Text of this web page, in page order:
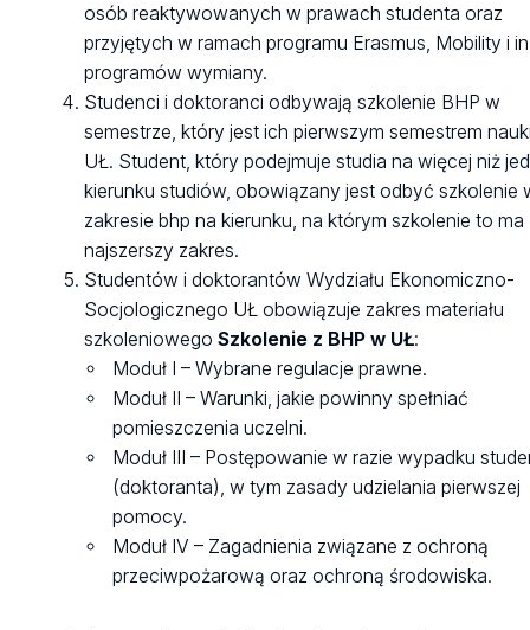
osób reaktywowanych w prawach studenta oraz
przyjętych w ramach programu Erasmus, Mobility i
programów wymiany.
Studenci i doktoranci odbywają szkolenie BHP w
semestrze, który jest ich pierwszym semestrem
UŁ. Student, który podejmuje studia na więcej niż
kierunku studiów, obowiązany jest odbyć szkolenie
zakresie bhp na kierunku, na którym szkolenie to ma
najszerszy zakres.
Studentów i doktorantów Wydziału Ekonomiczno-
Socjologicznego UŁ obowiązuje zakres materiału
szkoleniowegoSzkolenie z BHP w UŁ:
Moduł I – Wybrane regulacje prawne.
Moduł II – Warunki, jakie powinny spełniać
pomieszczenia uczelni.
Moduł III – Postępowanie w razie wypadku
(doktoranta), w tym zasady udzielania pierwszej
pomocy.
Moduł IV – Zagadnienia związane z ochroną
przeciwpożarową oraz ochroną środowiska.